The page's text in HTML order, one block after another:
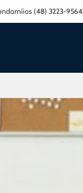
(48) 3223-9564